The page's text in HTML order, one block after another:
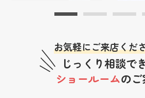
お気軽にご来店くだ
じっくり相談で
ショールームの